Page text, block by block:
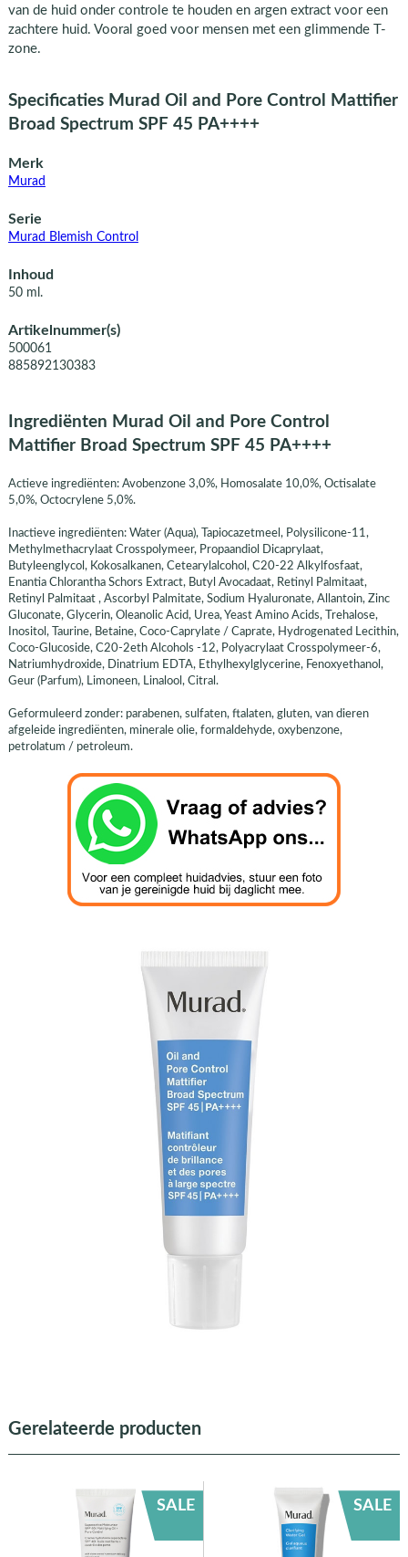
van de huid onder controle te houden en argen extract voor een
zachtere huid. Vooral goed voor mensen met een glimmende T-
zone.
Specificaties Murad Oil and Pore Control Mattifier
Broad Spectrum SPF 45 PA++++
Merk
Murad
Serie
Murad Blemish Control
Inhoud
50 ml.
Artikelnummer(s)
500061
885892130383
Ingrediënten Murad Oil and Pore Control
Mattifier Broad Spectrum SPF 45 PA++++
Actieve ingrediënten: Avobenzone 3,0%, Homosalate 10,0%, Octisalate
5,0%, Octocrylene 5,0%.
Inactieve ingrediënten: Water (Aqua), Tapiocazetmeel, Polysilicone-11,
Methylmethacrylaat Crosspolymeer, Propaandiol Dicaprylaat,
Butyleenglycol, Kokosalkanen, Cetearylalcohol, C20-22 Alkylfosfaat,
Enantia Chlorantha Schors Extract, Butyl Avocadaat, Retinyl Palmitaat,
Retinyl Palmitaat , Ascorbyl Palmitate, Sodium Hyaluronate, Allantoin, Zinc
Gluconate, Glycerin, Oleanolic Acid, Urea, Yeast Amino Acids, Trehalose,
Inositol, Taurine, Betaine, Coco-Caprylate / Caprate, Hydrogenated Lecithin,
Coco-Glucoside, C20-2eth Alcohols -12, Polyacrylaat Crosspolymeer-6,
Natriumhydroxide, Dinatrium EDTA, Ethylhexylglycerine, Fenoxyethanol,
Geur (Parfum), Limoneen, Linalool, Citral.
Geformuleerd zonder: parabenen, sulfaten, ftalaten, gluten, van dieren
afgeleide ingrediënten, minerale olie, formaldehyde, oxybenzone,
petrolatum / petroleum.
Gerelateerde producten
SALE SALE